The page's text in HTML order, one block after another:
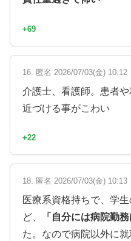
+69
16. 匿名 2026/07/03(金) 10:12
介護士、看護師。患者
近づける事がこわい
+22
18. 匿名 2026/07/03(金) 10:13
医療系資格持ちで、学
ど、
「自分には病院勤
た。なので病院以外に就